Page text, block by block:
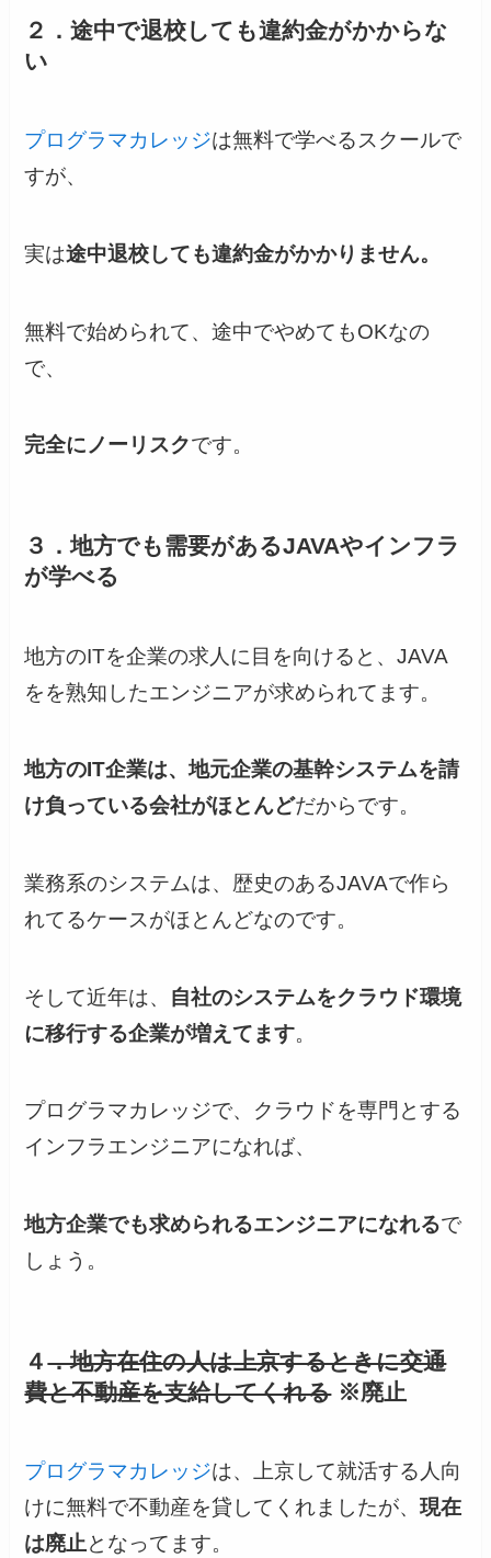
２．途中で退校しても違約金がかからな
い
プログラマカレッジは無料で学べるスクールで
すが、
実は途中退校しても違約金がかかりません。
無料で始められて、途中でやめてもOKなの
で、
完全にノーリスクです。
３．地方でも需要があるJAVAやインフラ
が学べる
地方のITを企業の求人に目を向けると、JAVA
をを熟知したエンジニアが求められてます。
地方のIT企業は、地元企業の基幹システムを請
け負っている会社がほとんどだからです。
業務系のシステムは、歴史のあるJAVAで作ら
れてるケースがほとんどなのです。
そして近年は、 自社のシステムをクラウド環境
に移行する企業が増えてます。
プログラマカレッジで、クラウドを専門とする
インフラエンジニアになれば、
地方企業でも求められるエンジニアになれるで
しょう。
４．地方在住の人は上京するときに交通
費と不動産を支給してくれる※廃止
プログラマカレッジは、上京して就活する人向
けに無料で不動産を貸してくれましたが、現在
は廃止となってます。